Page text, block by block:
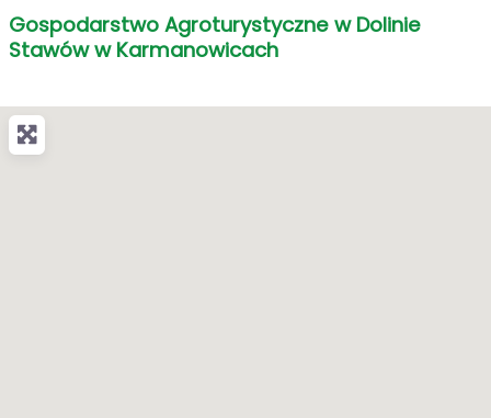
Gospodarstwo Agroturystyczne w Dolinie
Stawów w Karmanowicach